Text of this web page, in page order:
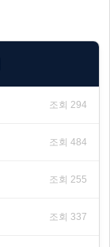
조회 294
조회 484
조회 255
조회 337